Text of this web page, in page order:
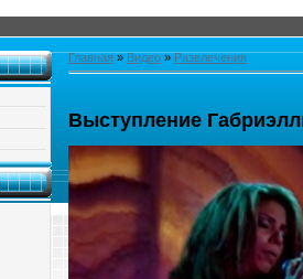
Главная » Видео » Развлечения
Выступление